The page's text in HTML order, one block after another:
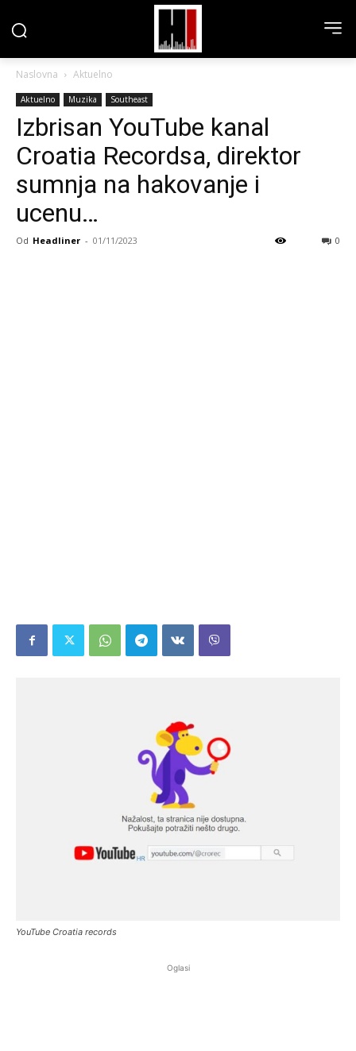
Naslovna Aktuelno
Aktuelno Muzika Southeast
Izbrisan YouTube kanal
Croatia Recordsa, direktor
sumnja na hakovanje i
ucenu…
Od Headliner - 01/11/2023 0
YouTube Croatia records
Oglasi